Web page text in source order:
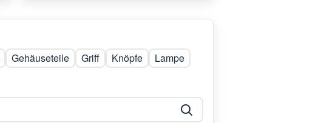
Gehäuseteile Griff Knöpfe
Lampe